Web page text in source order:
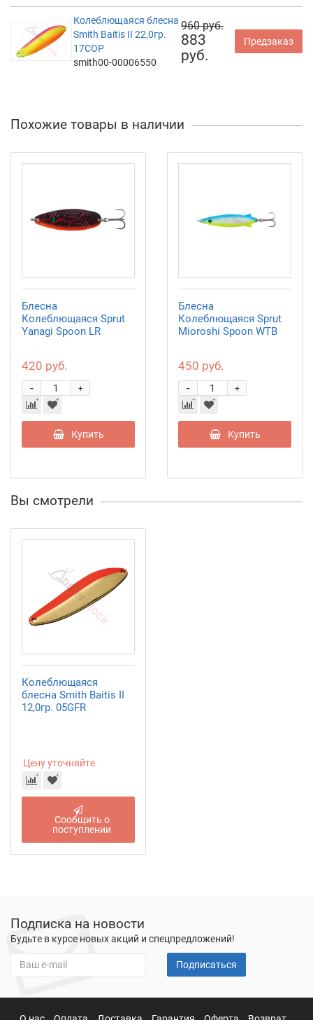
Колеблющаяся блесна
Smith Baitis II 22,0гр.
17COP
smith00-00006550
960 руб.
883
руб.
Предзаказ
Похожие товары в наличии
Блесна
Колеблющаяся Sprut
Yanagi Spoon LR
420 руб.
+
-
Купить
Блесна
Колеблющаяся Sprut
Mioroshi Spoon WTB
450 руб.
+
-
Купить
Вы смотрели
Колеблющаяся
блесна Smith Baitis II
12,0гр. 05GFR
Цену уточняйте
Сообщить о
поступлении
Подписка на новости
Будьте в курсе новых акций и спецпредложений!
Подписаться